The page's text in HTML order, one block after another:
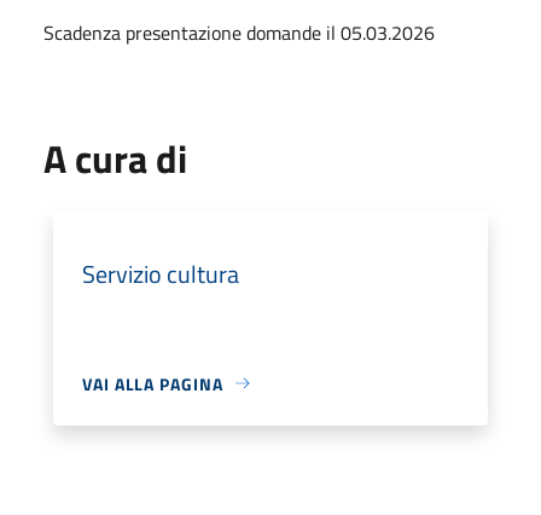
Scadenza presentazione domande il 05.03.2026
A cura di
Servizio cultura
VAI ALLA PAGINA